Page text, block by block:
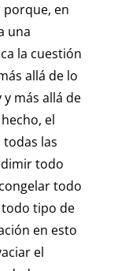
porque, en
una
la cuestión
allá de lo
más allá de
el
las
todo
todo
tipo de
en esto
el